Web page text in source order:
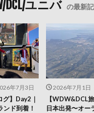
DCL/ユニバ の最新
年7月3日
グ】Day2｜
ド到着！
2026年7月1日
【WDW&DCL
日本出発〜オー